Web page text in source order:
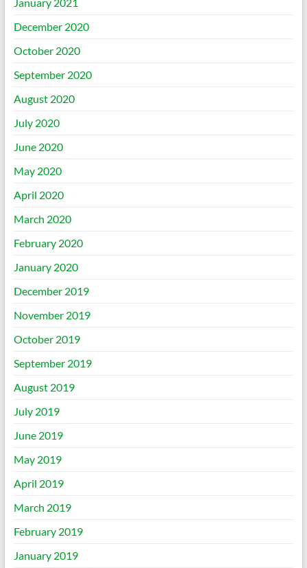
December 2020
October 2020
September 2020
August 2020
July 2020
June 2020
May 2020
April 2020
March 2020
February 2020
January 2020
December 2019
November 2019
October 2019
September 2019
August 2019
July 2019
June 2019
May 2019
April 2019
March 2019
February 2019
January 2019